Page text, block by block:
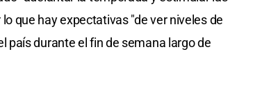
que hay expectativas "de ver niveles de
país durante el fin de semana largo de